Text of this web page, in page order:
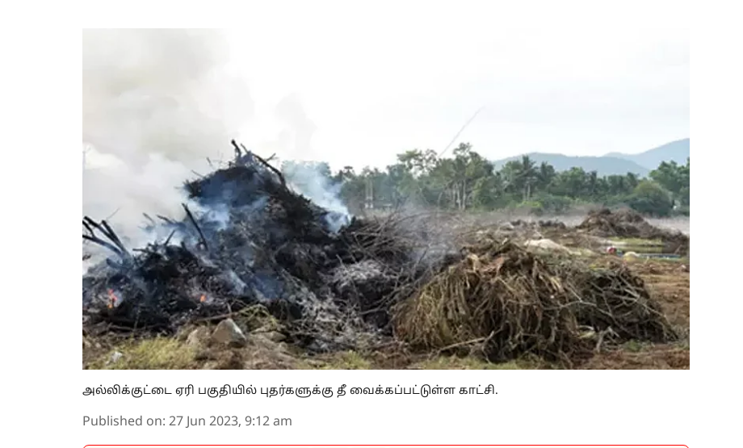
அல்லிக்குட்டை ஏரி பகுதியில் புதர்களுக்கு தீ வைக்கப்பட்டுள்ள காட்சி.
Published on: 27 Jun 2023, 9:12 am